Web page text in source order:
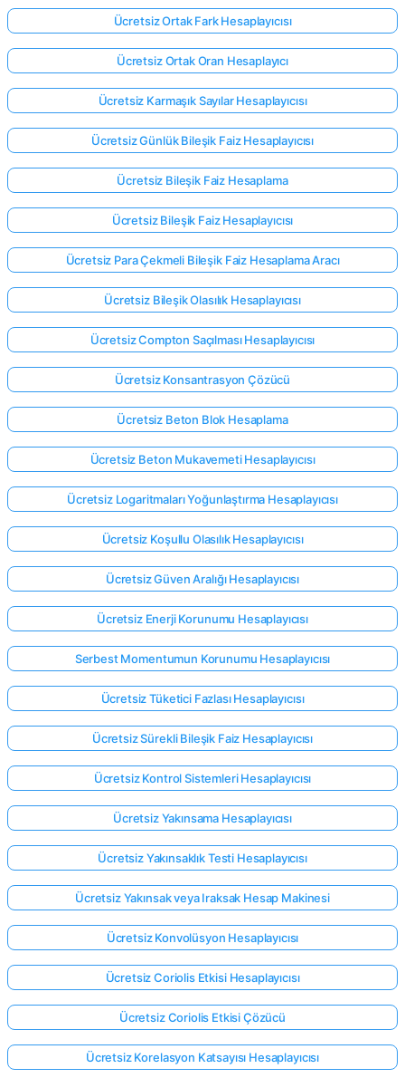
Ücretsiz Ortak Fark Hesaplayıcısı
Ücretsiz Ortak Oran Hesaplayıcı
Ücretsiz Karmaşık Sayılar Hesaplayıcısı
Ücretsiz Günlük Bileşik Faiz Hesaplayıcısı
Ücretsiz Bileşik Faiz Hesaplama
Ücretsiz Bileşik Faiz Hesaplayıcısı
Ücretsiz Para Çekmeli Bileşik Faiz Hesaplama Aracı
Ücretsiz Bileşik Olasılık Hesaplayıcısı
Ücretsiz Compton Saçılması Hesaplayıcısı
Ücretsiz Konsantrasyon Çözücü
Ücretsiz Beton Blok Hesaplama
Ücretsiz Beton Mukavemeti Hesaplayıcısı
Ücretsiz Logaritmaları Yoğunlaştırma Hesaplayıcısı
Ücretsiz Koşullu Olasılık Hesaplayıcısı
Ücretsiz Güven Aralığı Hesaplayıcısı
Ücretsiz Enerji Korunumu Hesaplayıcısı
Serbest Momentumun Korunumu Hesaplayıcısı
Ücretsiz Tüketici Fazlası Hesaplayıcısı
Ücretsiz Sürekli Bileşik Faiz Hesaplayıcısı
Ücretsiz Kontrol Sistemleri Hesaplayıcısı
Ücretsiz Yakınsama Hesaplayıcısı
Ücretsiz Yakınsaklık Testi Hesaplayıcısı
Ücretsiz Yakınsak veya Iraksak Hesap Makinesi
Ücretsiz Konvolüsyon Hesaplayıcısı
Ücretsiz Coriolis Etkisi Hesaplayıcısı
Ücretsiz Coriolis Etkisi Çözücü
Ücretsiz Korelasyon Katsayısı Hesaplayıcısı